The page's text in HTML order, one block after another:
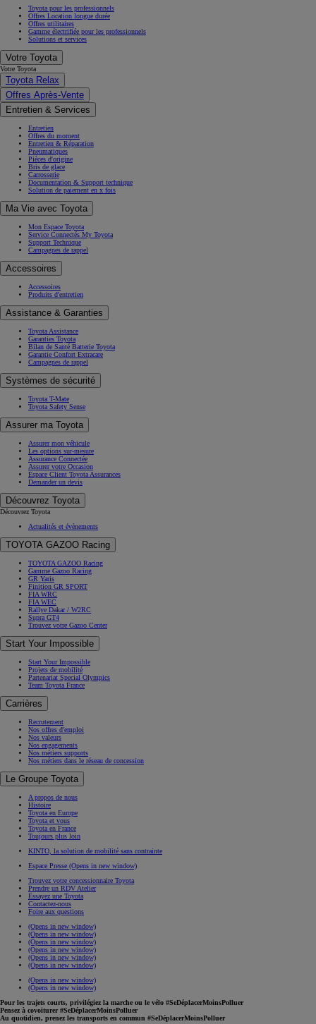
Toyota pour les professionnels
Offres Location longue durée
Offres utilitaires
Gamme électrifiée pour les professionnels
Solutions et services
Votre Toyota
Votre Toyota
Toyota Relax
Offres Après-Vente
Entretien & Services
Entretien
Offres du moment
Entretien & Réparation
Pneumatiques
Pièces d'origine
Bris de glace
Carrosserie
Documentation & Support technique
Solution de paiement en x fois
Ma Vie avec Toyota
Mon Espace Toyota
Service Connectés My Toyota
Support Technique
Campagnes de rappel
Accessoires
Accessoires
Produits d'entretien
Assistance & Garanties
Toyota Assistance
Garanties Toyota
Bilan de Santé Batterie Toyota
Garantie Confort Extracare
Campagnes de rappel
Systèmes de sécurité
Toyota T-Mate
Toyota Safety Sense
Assurer ma Toyota
Assurer mon véhicule
Les options sur-mesure
Assurance Connectée
Assurer votre Occasion
Espace Client Toyota Assurances
Demander un devis
Découvrez Toyota
Découvrez Toyota
Actualités et évènements
TOYOTA GAZOO Racing
TOYOTA GAZOO Racing
Gamme Gazoo Racing
GR Yaris
Finition GR SPORT
FIA WRC
FIA WEC
Rallye Dakar / W2RC
Supra GT4
Trouvez votre Gazoo Center
Start Your Impossible
Start Your Impossible
Projets de mobilité
Partenariat Special Olympics
Team Toyota France
Carrières
Recrutement
Nos offres d'emploi
Nos valeurs
Nos engagements
Nos métiers supports
Nos métiers dans le réseau de concession
Le Groupe Toyota
A propos de nous
Histoire
Toyota en Europe
Toyota et vous
Toyota en France
Toujours plus loin
KINTO, la solution de mobilité sans contrainte
Espace Presse (Opens in new window)
Trouvez votre concessionnaire Toyota
Prendre un RDV Atelier
Essayez une Toyota
Contactez-nous
Foire aux questions
(Opens in new window)
(Opens in new window)
(Opens in new window)
(Opens in new window)
(Opens in new window)
(Opens in new window)
(Opens in new window)
(Opens in new window)
Pour les trajets courts, privilégiez la marche ou le vélo #SeDéplacerMoinsPolluer
Pensez à covoiturer #SeDéplacerMoinsPolluer
Au quotidien, prenez les transports en commun #SeDéplacerMoinsPolluer